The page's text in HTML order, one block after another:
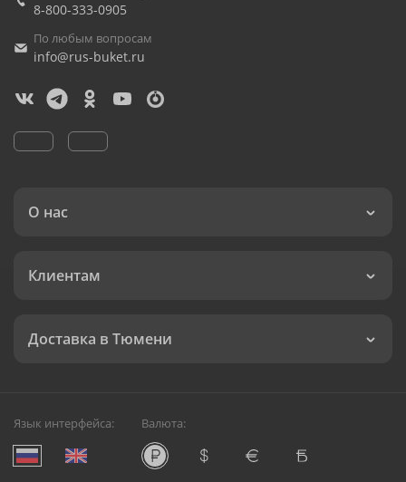
8-800-333-0905
По любым вопросам
info@rus-buket.ru
О нас
Клиентам
Доставка в Тюмени
Язык интерфейса: Валюта: